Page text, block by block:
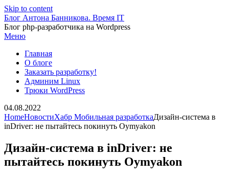
Skip to content
Блог Антона Банникова. Время IT
Блог php-разработчика на Wordpress
Меню
Главная
О блоге
Заказать разработку!
Админим Linux
Трюки WordPress
04.08.2022
HomeНовостиХабр Мобильная разработкаДизайн-система в
inDriver: не пытайтесь покинуть Oymyakon
Дизайн-система в inDriver: не
пытайтесь покинуть Oymyakon